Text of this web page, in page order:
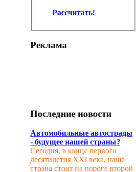
Рассчитать!
Реклама
Последние новости
Автомобильные автострады
- будущее нашей страны?
Сегодня, в конце первого
десятилетия XXI века, наша
страна стоит на пороге второй